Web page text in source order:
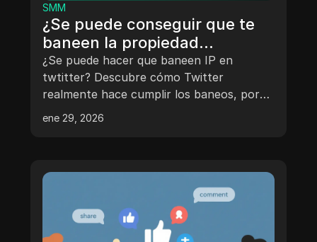
SMM
¿Se puede conseguir que te
baneen la propiedad
intelectual en Twitter?
Comprendiendo las razones y
soluciones
¿Se puede hacer que baneen IP en
twtitter? Descubre cómo Twitter
realmente hace cumplir los baneos, por
qué los baneos de IP son raros y cómo
evitar las restricciones de cuentas de
ene 29, 2026